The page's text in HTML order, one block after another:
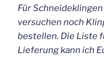
Für
versuchen noch
bestellen. Die Liste
Lieferung kann ich